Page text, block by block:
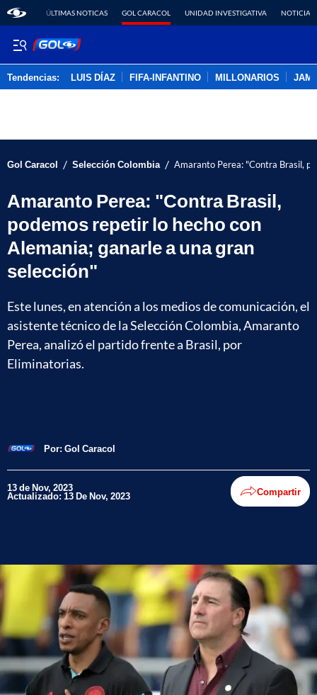
ÚLTIMAS NOTICAS GOL CARACOL UNIDAD INVESTIGATIVA NOTICIAS
Tendencias: LUIS DÍAZ FIFA-INFANTINO MILLONARIOS
Gol Caracol / Selección Colombia / Amaranto Perea: "Contra Brasil,
Amaranto Perea: "Contra Brasil,
podemos repetir lo hecho con
Alemania; ganarle a una gran
selección"
Este lunes, en atención a los medios de comunicación, el
asistente técnico de la Selección Colombia, Amaranto
Perea, analizó el partido frente a Brasil, por
Eliminatorias.
Por: Gol Caracol
13 de Nov, 2023
Actualizado: 13 De Nov, 2023 Compartir